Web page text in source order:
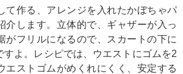
て作る、アレンジを入れたかぼちゃパ
介します。立体的で、ギャザーが入っ
がフリルになるので、スカートの下に
すよ。レシピでは、ウエストにゴムを2
エストゴムがめくれにくく、安定する